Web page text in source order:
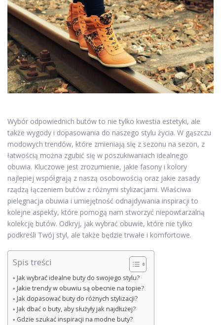
Wybór odpowiednich butów to nie tylko kwestia estetyki, ale
także wygody i dopasowania do naszego stylu życia. W gąszczu
modowych trendów, które zmieniają się z sezonu na sezon, z
łatwością można zgubić się w poszukiwaniach idealnego
obuwia. Kluczowe jest zrozumienie, jakie fasony i kolory
najlepiej współgrają z naszą osobowością oraz jakie zasady
rządzą łączeniem butów z różnymi stylizacjami. Właściwa
pielęgnacja obuwia i umiejętność odnajdywania inspiracji to
kolejne aspekty, które pomogą nam stworzyć niepowtarzalną
kolekcję butów. Odkryj, jak wybrać obuwie, które nie tylko
podkreśli Twój styl, ale także będzie trwałe i komfortowe.
Spis treści
Jak wybrać idealne buty do swojego stylu?
Jakie trendy w obuwiu są obecnie na topie?
Jak dopasować buty do różnych stylizacji?
Jak dbać o buty, aby służyły jak najdłużej?
Gdzie szukać inspiracji na modne buty?